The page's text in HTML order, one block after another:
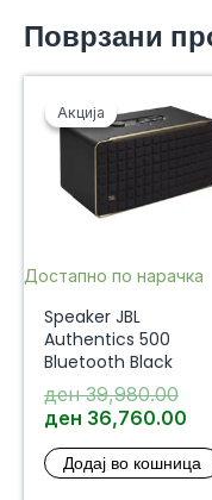
Поврзани
Акција
Акција
Достапно по нарачка
Speaker JBL
Authentics 500
Bluetooth Black
ден39,980.00
ден 36,760.00
is:
Додај во кошница